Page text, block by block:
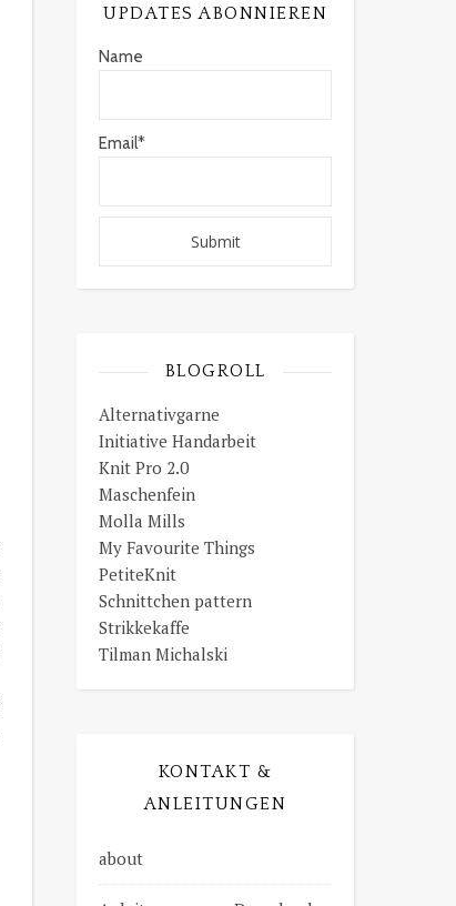
UPDATES ABONNIEREN
Name
Email*
BLOGROLL
Alternativgarne
Initiative Handarbeit
Knit Pro 2.0
Maschenfein
Molla Mills
My Favourite Things
PetiteKnit
Schnittchen pattern
Strikkekaffe
Tilman Michalski
KONTAKT &
ANLEITUNGEN
about